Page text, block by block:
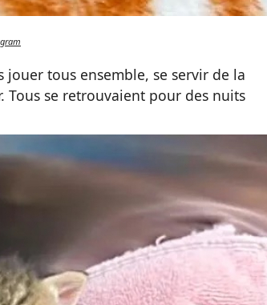
tous ensemble, se servir de la
se retrouvaient pour des nuits